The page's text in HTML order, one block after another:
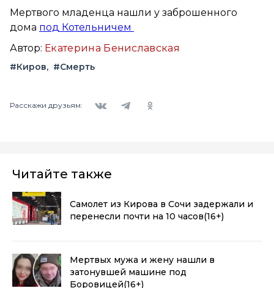
Мертвого младенца нашли у заброшенного
дома под Котельничем
Автор: Екатерина Бениславская
#Киров #Смерть
Расскажи друзьям:
Читайте также
Самолет из Кирова в Сочи задержали и
перенесли почти на 10 часов(16+)
Мертвых мужа и жену нашли в
затонувшей машине под
Боровицей(16+)